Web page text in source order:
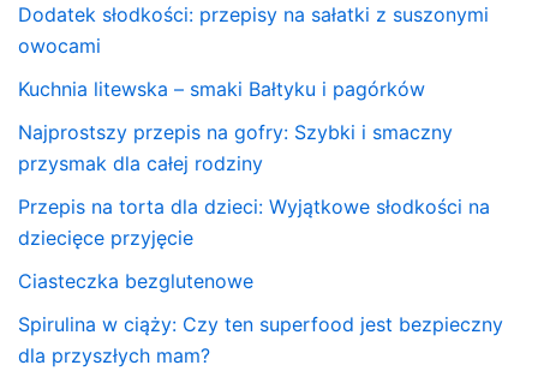
Dodatek słodkości: przepisy na sałatki z suszonymi
owocami
Kuchnia litewska – smaki Bałtyku i pagórków
Najprostszy przepis na gofry: Szybki i smaczny
przysmak dla całej rodziny
Przepis na torta dla dzieci: Wyjątkowe słodkości na
dziecięce przyjęcie
Ciasteczka bezglutenowe
Spirulina w ciąży: Czy ten superfood jest bezpieczny
dla przyszłych mam?